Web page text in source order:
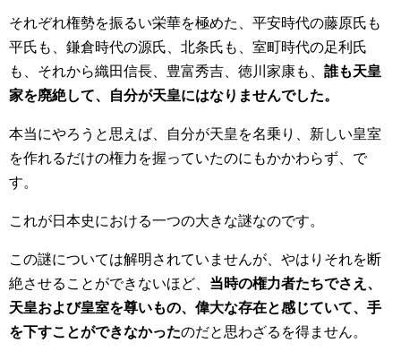
それぞれ権勢を振るい栄華を極めた、平安時代の藤原氏も
平氏も、鎌倉時代の源氏、北条氏も、室町時代の足利氏
も、それから織田信長、豊富秀吉、徳川家康も、 誰も天皇
家を廃絶して、自分が天皇にはなりませんでした。
本当にやろうと思えば、自分が天皇を名乗り、新しい皇室
を作れるだけの権力を握っていたのにもかかわらず、で
す。
これが日本史における一つの大きな謎なのです。
この謎については解明されていませんが、やはりそれを断
絶させることができないほど、 当時の権力者たちでさえ、
天皇および皇室を尊いもの、偉大な存在と感じていて、手
を下すことができなかったのだと思わざるを得ません。